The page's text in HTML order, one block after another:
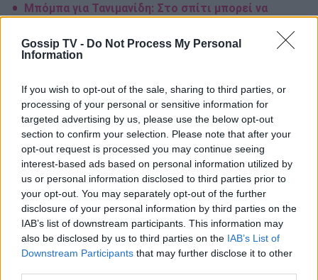
Gossip TV - Do Not Process My Personal
Information
If you wish to opt-out of the sale, sharing to third parties, or
processing of your personal or sensitive information for
targeted advertising by us, please use the below opt-out
section to confirm your selection. Please note that after your
opt-out request is processed you may continue seeing
interest-based ads based on personal information utilized by
us or personal information disclosed to third parties prior to
your opt-out. You may separately opt-out of the further
disclosure of your personal information by third parties on the
IAB’s list of downstream participants. This information may
also be disclosed by us to third parties on the IAB’s List of
Downstream Participants that may further disclose it to other
Μπόμπα για Τανιμανίδη: Στο σπίτι μπορεί να
παιδιά
του Σαββάτου μαζί με τις δίδυμες κόρες της
Χριστίνα Μπόμπα: «Όταν είπα ότι ήμουν
content creator έπεσαν όλοι να με φάνε»
Χριστίνα Μπόμπα